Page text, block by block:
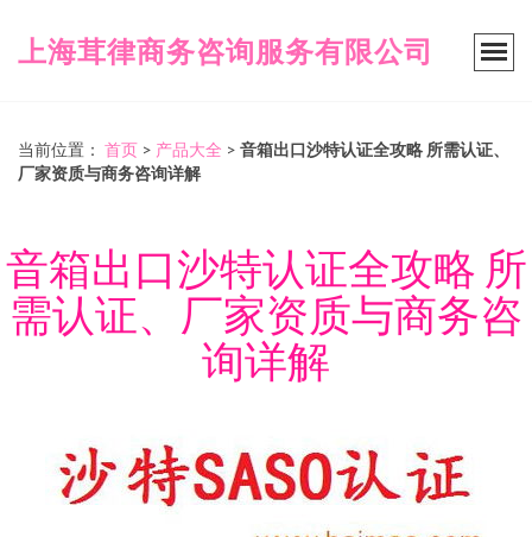
上海茸律商务咨询服务有限公司
当前位置： 首页 > 产品大全 > 音箱出口沙特认证全攻略 所需认证、
厂家资质与商务咨询详解
音箱出口沙特认证全攻略 所
需认证、厂家资质与商务咨
询详解